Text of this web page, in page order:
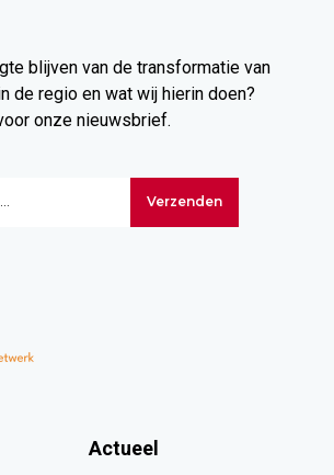
Actueel
blijven van de transformatie van
de regio en wat wij hierin doen?
onze nieuwsbrief.
Verzenden